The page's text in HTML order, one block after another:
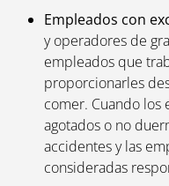
Empleados con
y operadores de
empleados que
proporcionarles
comer. Cuando los
agotados o no
accidentes y las
consideradas